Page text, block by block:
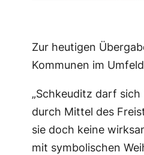
Zur heutigen
Kommunen im
„Schkeuditz darf
durch Mittel des
sie doch keine
mit symbolischen